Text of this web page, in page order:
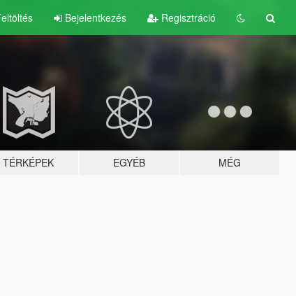
Bejelentkezés Regisztráció
TÉRKÉPEK EGYÉB MÉG